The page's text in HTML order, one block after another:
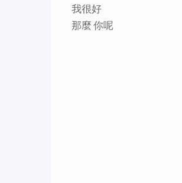
我很好
那麼 你呢